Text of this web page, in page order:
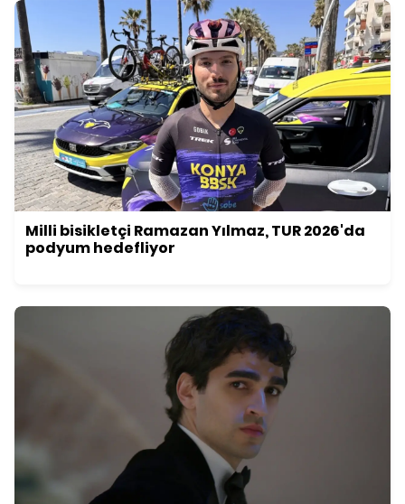
Milli bisikletçi Ramazan Yılmaz, TUR 2026'da
podyum hedefliyor